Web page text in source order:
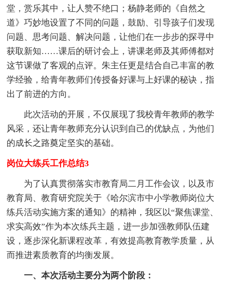
堂，赏乐其中，让人赞不绝口；杨静老师的《自然之
道》巧妙地设置了不同的问题，鼓励、引导孩子们发现
问题、思考问题、解决问题，让他们在一步步的探寻中
获取新知……课后的研讨会上，讲课老师及其师傅都对
这节课做了客观的点评。朱主任更是结合自己丰富的教
学经验，给青年教师们传授备好课与上好课的秘诀，指
出了前进的方向。
此次活动的开展，不仅展现了我校青年教师的教学
风采，还让青年教师充分认识到自己的优缺点，为他们
的成长之路奠定坚实的基础。
岗位大练兵工作总结3
为了认真贯彻落实市教育局二月工作会议，以及市
教育局、教育研究院关于《哈尔滨市中小学教师岗位大
练兵活动实施方案的通知》的精神，我区以“聚焦课堂、
求实高效”作为本次练兵主题，进一步加强教师队伍建
设，逐步深化新课程改革，有效提高教育教学质量，从
而推进素质教育的均衡发展。
一、本次活动主要分为两个阶段：